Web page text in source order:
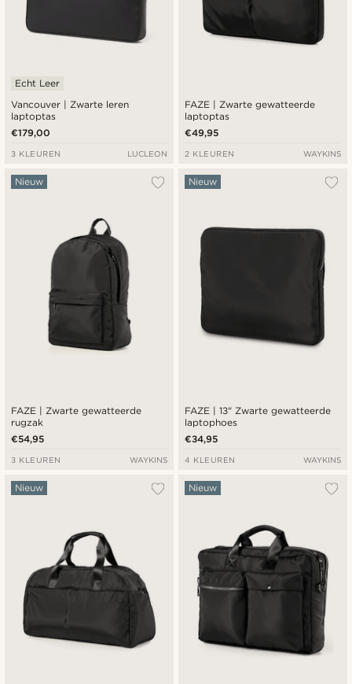
Vancouver | Zwarte leren
laptoptas
Echt Leer
€179,00
3 KLEUREN LUCLEON
FAZE | Zwarte gewatteerde
laptoptas
€49,95
2 KLEUREN WAYKINS
FAZE | Zwarte gewatteerde
rugzak
Nieuw
€54,95
3 KLEUREN WAYKINS
FAZE | 13" Zwarte gewatteerde
laptophoes
Nieuw
€34,95
4 KLEUREN WAYKINS
Nieuw Nieuw